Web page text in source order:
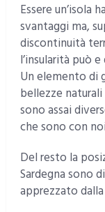
Essere un’isola
svantaggi ma,
discontinuità
l’insularità può
Un elemento di
bellezze
sono assai
che sono con
Del resto la
Sardegna sono
apprezzato